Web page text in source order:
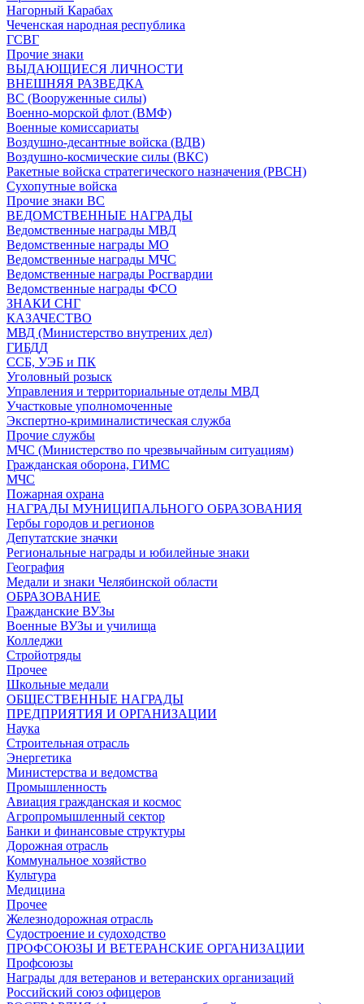
Нагорный Карабах
Чеченская народная республика
ГСВГ
Прочие знаки
ВЫДАЮЩИЕСЯ ЛИЧНОСТИ
ВНЕШНЯЯ РАЗВЕДКА
ВС (Вооруженные силы)
Военно-морской флот (ВМФ)
Военные комиссариаты
Воздушно-десантные войска (ВДВ)
Воздушно-космические силы (ВКС)
Ракетные войска стратегического назначения (РВСН)
Сухопутные войска
Прочие знаки ВС
ВЕДОМСТВЕННЫЕ НАГРАДЫ
Ведомственные награды МВД
Ведомственные награды МО
Ведомственные награды МЧС
Ведомственные награды Росгвардии
Ведомственные награды ФСО
ЗНАКИ СНГ
КАЗАЧЕСТВО
МВД (Министерство внутрених дел)
ГИБДД
ССБ, УЭБ и ПК
Уголовный розыск
Управления и территориальные отделы МВД
Участковые уполномоченные
Экспертно-криминалистическая служба
Прочие службы
МЧС (Министерство по чрезвычайным ситуациям)
Гражданская оборона, ГИМС
МЧС
Пожарная охрана
НАГРАДЫ МУНИЦИПАЛЬНОГО ОБРАЗОВАНИЯ
Гербы городов и регионов
Депутатские значки
Региональные награды и юбилейные знаки
География
Медали и знаки Челябинской области
ОБРАЗОВАНИЕ
Гражданские ВУЗы
Военные ВУЗы и училища
Колледжи
Стройотряды
Прочее
Школьные медали
ОБЩЕСТВЕННЫЕ НАГРАДЫ
ПРЕДПРИЯТИЯ И ОРГАНИЗАЦИИ
Наука
Строительная отрасль
Энергетика
Министерства и ведомства
Промышленность
Авиация гражданская и космос
Агропромышленный сектор
Банки и финансовые структуры
Дорожная отрасль
Коммунальное хозяйство
Культура
Медицина
Прочее
Железнодорожная отрасль
Судостроение и судоходство
ПРОФСОЮЗЫ И ВЕТЕРАНСКИЕ ОРГАНИЗАЦИИ
Профсоюзы
Награды для ветеранов и ветеранских организаций
Российский союз офицеров